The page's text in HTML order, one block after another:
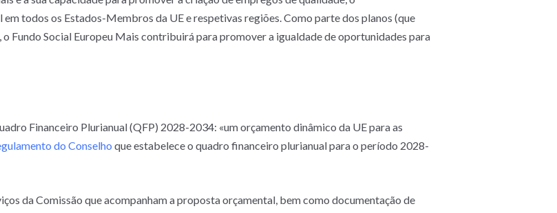
todos os Estados-Membros da UE e respetivas regiões. Como parte dos planos (que
Fundo Social Europeu Mais contribuirá para promover a igualdade de oportunidades para
Financeiro Plurianual (QFP) 2028-2034: «um orçamento dinâmico da UE para as
do Conselho que estabelece o quadro financeiro plurianual para o período 2028-
da Comissão que acompanham a proposta orçamental, bem como documentação de